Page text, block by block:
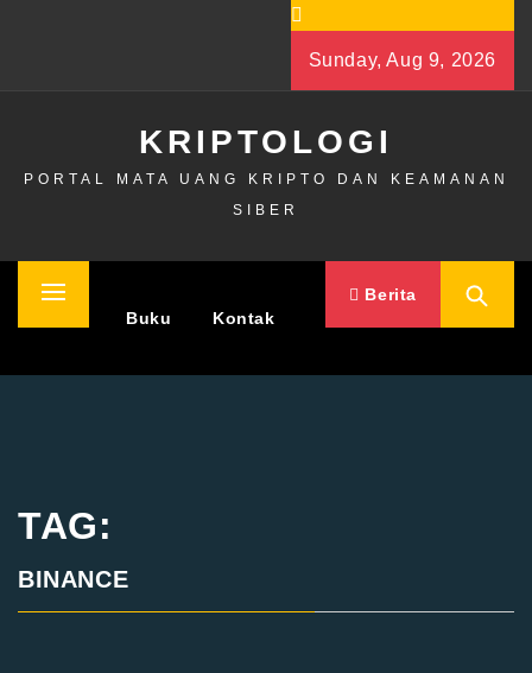
Sunday, Aug 9, 2026
KRIPTOLOGI
PORTAL MATA UANG KRIPTO DAN KEAMANAN
SIBER
Primary
Buku Kontak
Berita
TAG:
BINANCE